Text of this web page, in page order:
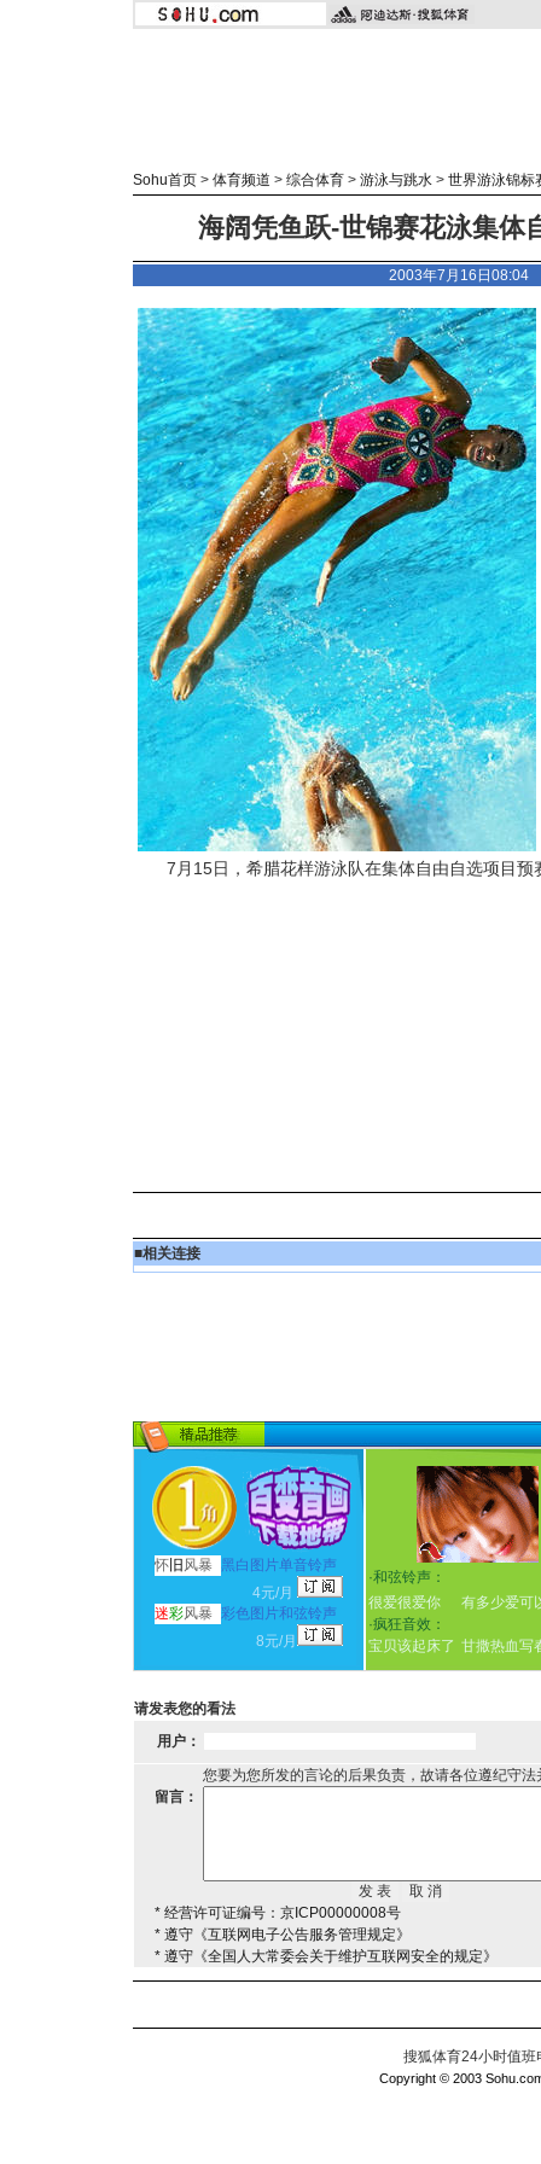
Sohu首页 > 体育频道 > 综合体育 > 游泳与跳水 > 世界游泳锦标
海阔凭鱼跃-世锦赛花泳集体
2003年7月16日
7月15日，希腊花样游泳队在集体自由自选项目预
■相关连接
怀 旧 风暴
黑白图片单音铃声
4元/月
迷彩风暴 彩色图片和弦铃声
8元/月
·和弦铃声：
很爱很爱你
有多少爱可
·疯狂音效：
宝贝该起床了 甘撒热血写
请发表您的看法
用户：
您要为您所发的言论的后果负责，故请各位遵纪守
留言：
* 经营许可证编号：京ICP00000008号
* 遵守《互联网电子公告服务管理规定》
* 遵守《全国人大常委会关于维护互联网安全的规定》
搜狐体育24小时值
Copyright © 2003